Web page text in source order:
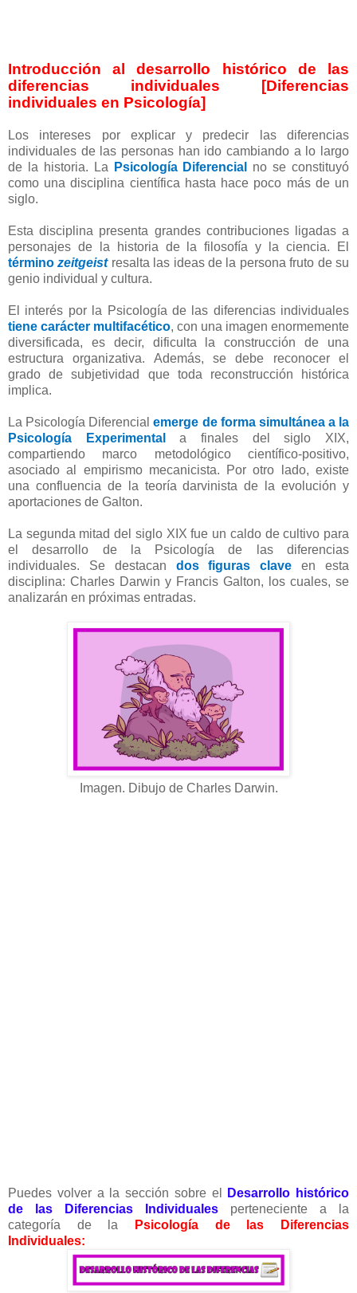
Introducción al desarrollo histórico de las
diferencias individuales [Diferencias
individuales en Psicología]
Los intereses por explicar y predecir las diferencias
individuales de las personas han ido cambiando a lo largo
de la historia. La
Psicología Diferencial
no se constituyó
como una disciplina científica hasta hace poco más de un
siglo.
Esta disciplina presenta grandes contribuciones ligadas a
personajes de la historia de la filosofía y la ciencia. El
términozeitgeist resalta las ideas de la persona fruto de su
genio individual y cultura.
El interés por la Psicología de las diferencias individuales
tiene carácter multifacético, con una imagen enormemente
diversificada, es decir, dificulta la construcción de una
estructura organizativa. Además, se debe reconocer el
grado de subjetividad que toda reconstrucción histórica
implica.
La Psicología Diferencialemerge de forma simultánea a la
Psicología Experimental
a finales del siglo XIX,
compartiendo marco metodológico científico-positivo,
asociado al empirismo mecanicista. Por otro lado, existe
una confluencia de la teoría darvinista de la evolución y
aportaciones de Galton.
La segunda mitad del siglo XIX fue un caldo de cultivo para
el desarrollo de la Psicología de las diferencias
individuales. Se destacan dos figuras clave
en esta
disciplina: Charles Darwin y Francis Galton, los cuales, se
analizarán en próximas entradas.
Imagen. Dibujo de Charles Darwin.
Puedes volver a la sección sobre el
Desarrollo histórico
de las Diferencias Individuales perteneciente a la
categoría de la
Psicología de las Diferencias
Individuales: